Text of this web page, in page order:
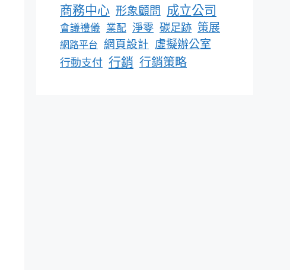
商務中心 形象顧問 成立公司
會議禮儀 業配 淨零 碳足跡 策展
網路平台 網頁設計 虛擬辦公室
行動支付 行銷 行銷策略